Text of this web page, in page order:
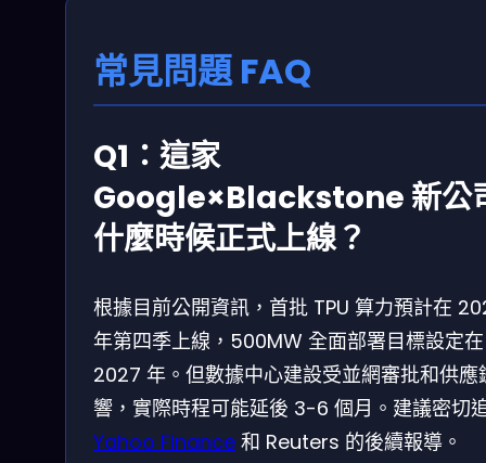
常見問題 FAQ
Q1：這家
Google×Blackstone 新公
什麼時候正式上線？
根據目前公開資訊，首批 TPU 算力預計在
年第四季上線，500MW 全面部署目標設定在
2027 年。但數據中心建設受並網審批和供應
響，實際時程可能延後 3-6 個月。建議密切
Yahoo Finance 和 Reuters 的後續報導。